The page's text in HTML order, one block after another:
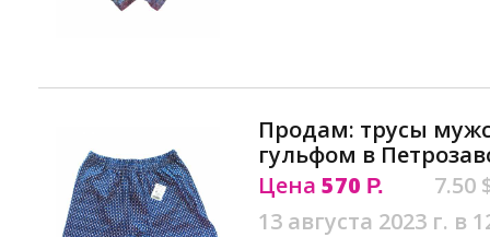
Продам: трусы
гульфом в
Цена 570 Р.
7.50
13 августа 2023 г. в